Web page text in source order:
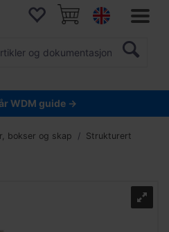
WDM guide →
bokser og skap
Strukturert